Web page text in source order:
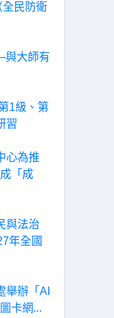
民防衛
與大師有
1級、第
習
心為推
「成
與法治
年全國
舉辦「AI
卡網...